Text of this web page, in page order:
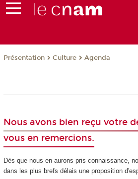
Présentation Culture Agenda
Nous avons bien reçu votre
vous en remercions.
Dès que nous en aurons pris connaissance,
dans les plus brefs délais une proposition